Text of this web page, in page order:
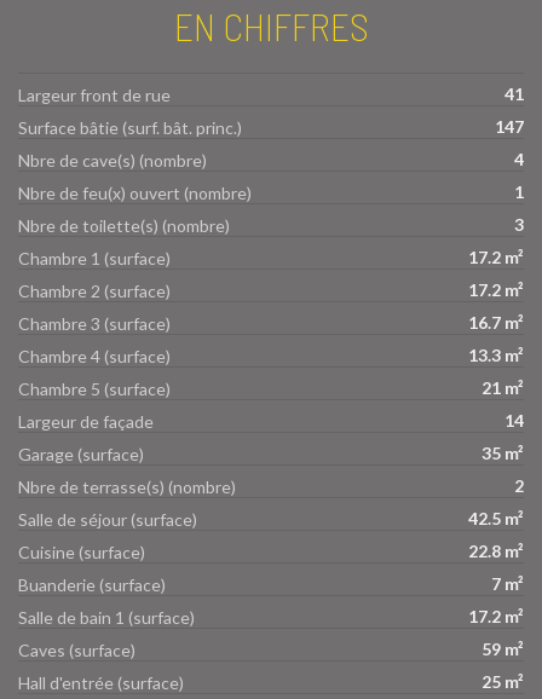
EN CHIFFRES
Largeur front de rue
41
Surface bâtie (surf. bât. princ.)
147
Nbre de cave(s) (nombre)
4
Nbre de feu(x) ouvert (nombre)
1
Nbre de toilette(s) (nombre)
3
Chambre 1 (surface)
17.2 m²
Chambre 2 (surface)
17.2 m²
Chambre 3 (surface)
16.7 m²
Chambre 4 (surface)
13.3 m²
Chambre 5 (surface)
21 m²
Largeur de façade
14
Garage (surface)
35 m²
Nbre de terrasse(s) (nombre)
2
Salle de séjour (surface)
42.5 m²
Cuisine (surface)
22.8 m²
Buanderie (surface)
7 m²
Salle de bain 1 (surface)
17.2 m²
Caves (surface)
59 m²
Hall d'entrée (surface)
25 m²